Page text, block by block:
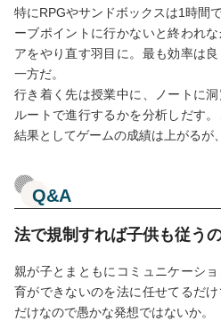
特にRPGやサンドボックスは1時間
ーブポイントに行かないと終われ
アをやり直す羽目に。最も効率は
一方だ。
行き着く先は授業中に、ノートに
ルートで進行するかを分析しだす
結果としてゲームの成績は上がるが
Q&A
法で規制すれば子供も従う
親が子とまともにコミュニケーシ
育ができないのを法に任せてるだ
だけなので愚かな発想ではないか。